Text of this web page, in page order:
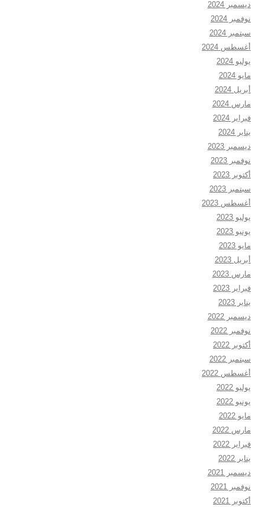
ديسمبر 2024
نوفمبر 2024
سبتمبر 2024
أغسطس 2024
يوليو 2024
مايو 2024
أبريل 2024
مارس 2024
فبراير 2024
يناير 2024
ديسمبر 2023
نوفمبر 2023
أكتوبر 2023
سبتمبر 2023
أغسطس 2023
يوليو 2023
يونيو 2023
مايو 2023
أبريل 2023
مارس 2023
فبراير 2023
يناير 2023
ديسمبر 2022
نوفمبر 2022
أكتوبر 2022
سبتمبر 2022
أغسطس 2022
يوليو 2022
يونيو 2022
مايو 2022
مارس 2022
فبراير 2022
يناير 2022
ديسمبر 2021
نوفمبر 2021
أكتوبر 2021